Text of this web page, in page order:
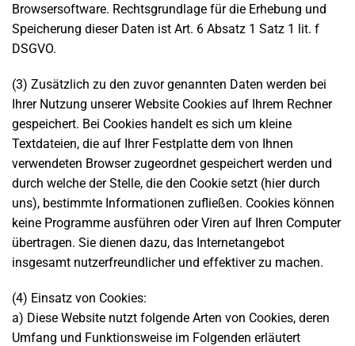
Browsersoftware. Rechtsgrundlage für die Erhebung und
Speicherung dieser Daten ist Art. 6 Absatz 1 Satz 1 lit. f
DSGVO.
(3) Zusätzlich zu den zuvor genannten Daten werden bei
Ihrer Nutzung unserer Website Cookies auf Ihrem Rechner
gespeichert. Bei Cookies handelt es sich um kleine
Textdateien, die auf Ihrer Festplatte dem von Ihnen
verwendeten Browser zugeordnet gespeichert werden und
durch welche der Stelle, die den Cookie setzt (hier durch
uns), bestimmte Informationen zufließen. Cookies können
keine Programme ausführen oder Viren auf Ihren Computer
übertragen. Sie dienen dazu, das Internetangebot
insgesamt nutzerfreundlicher und effektiver zu machen.
(4) Einsatz von Cookies:
a) Diese Website nutzt folgende Arten von Cookies, deren
Umfang und Funktionsweise im Folgenden erläutert